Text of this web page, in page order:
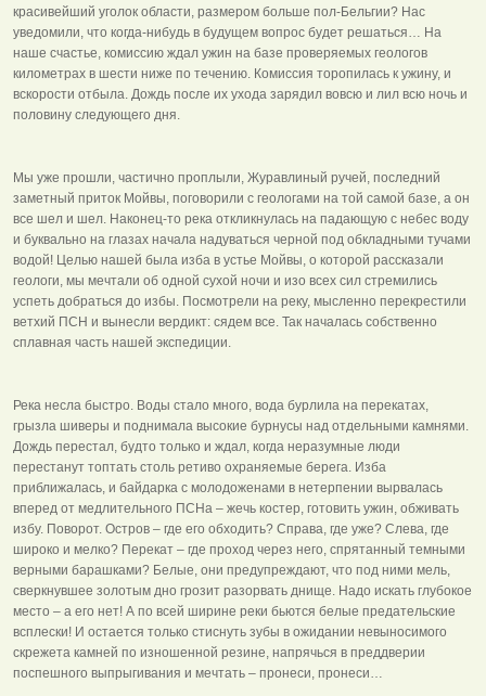
красивейший уголок области, размером больше пол-Бельгии? Нас
уведомили, что когда-нибудь в будущем вопрос будет решаться… На
наше счастье, комиссию ждал ужин на базе проверяемых геологов
километрах в шести ниже по течению. Комиссия торопилась к ужину, и
вскорости отбыла. Дождь после их ухода зарядил вовсю и лил всю ночь и
половину следующего дня.
Мы уже прошли, частично проплыли, Журавлиный ручей, последний
заметный приток Мойвы, поговорили с геологами на той самой базе, а он
все шел и шел. Наконец-то река откликнулась на падающую с небес воду
и буквально на глазах начала надуваться черной под обкладными тучами
водой! Целью нашей была изба в устье Мойвы, о которой рассказали
геологи, мы мечтали об одной сухой ночи и изо всех сил стремились
успеть добраться до избы. Посмотрели на реку, мысленно перекрестили
ветхий ПСН и вынесли вердикт: сядем все. Так началась собственно
сплавная часть нашей экспедиции.
Река несла быстро. Воды стало много, вода бурлила на перекатах,
грызла шиверы и поднимала высокие бурнусы над отдельными камнями.
Дождь перестал, будто только и ждал, когда неразумные люди
перестанут топтать столь ретиво охраняемые берега. Изба
приближалась, и байдарка с молодоженами в нетерпении вырвалась
вперед от медлительного ПСНа – жечь костер, готовить ужин, обживать
избу. Поворот. Остров – где его обходить? Справа, где уже? Слева, где
широко и мелко? Перекат – где проход через него, спрятанный темными
верными барашками? Белые, они предупреждают, что под ними мель,
сверкнувшее золотым дно грозит разорвать днище. Надо искать глубокое
место – а его нет! А по всей ширине реки бьются белые предательские
всплески! И остается только стиснуть зубы в ожидании невыносимого
скрежета камней по изношенной резине, напрячься в преддверии
поспешного выпрыгивания и мечтать – пронеси, пронеси…